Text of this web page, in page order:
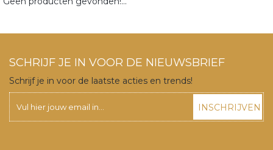
SCHRIJF JE IN VOOR DE NIEUWSBRIEF
Schrijf je in voor de laatste acties en trends!
INSCHRIJVEN